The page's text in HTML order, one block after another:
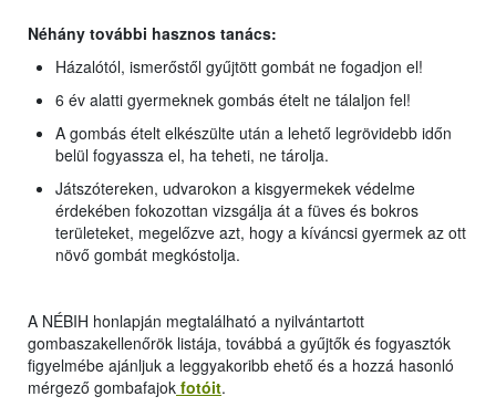
Néhány további hasznos tanács:
Házalótól, ismerőstől gyűjtött gombát ne fogadjon el!
6 év alatti gyermeknek gombás ételt ne tálaljon fel!
A gombás ételt elkészülte után a lehető legrövidebb időn
belül fogyassza el, ha teheti, ne tárolja.
Játszótereken, udvarokon a kisgyermekek védelme
érdekében fokozottan vizsgálja át a füves és bokros
területeket, megelőzve azt, hogy a kíváncsi gyermek az ott
növő gombát megkóstolja.
A NÉBIH honlapján megtalálható a nyilvántartott
gombaszakellenőrök listája, továbbá a gyűjtők és fogyasztók
figyelmébe ajánljuk a leggyakoribb ehető és a hozzá hasonló
mérgező gombafajok fotóit.